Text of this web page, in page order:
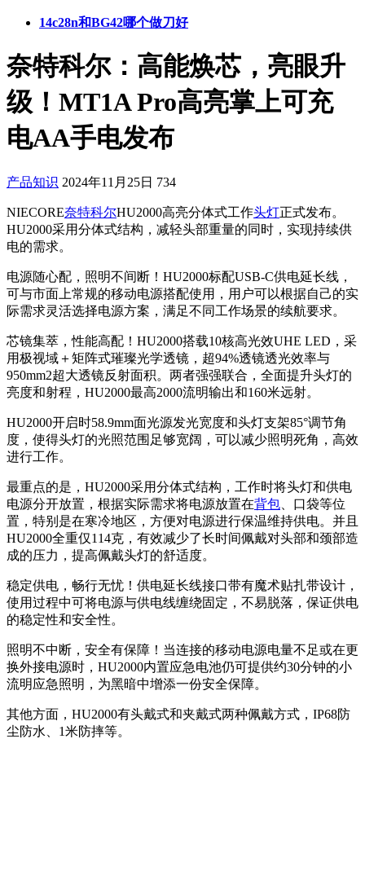
14c28n和BG42哪个做刀好
奈特科尔：高能焕芯，亮眼升
级！MT1A Pro高亮掌上可充
电AA手电发布
产品知识 2024年11月25日 734
NIECORE奈特科尔HU2000高亮分体式工作头灯正式发布。
HU2000采用分体式结构，减轻头部重量的同时，实现持续供
电的需求。
电源随心配，照明不间断！HU2000标配USB-C供电延长线，
可与市面上常规的移动电源搭配使用，用户可以根据自己的实
际需求灵活选择电源方案，满足不同工作场景的续航要求。
芯镜集萃，性能高配！HU2000搭载10核高光效UHE LED，采
用极视域＋矩阵式璀璨光学透镜，超94%透镜透光效率与
950mm2超大透镜反射面积。两者强强联合，全面提升头灯的
亮度和射程，HU2000最高2000流明输出和160米远射。
HU2000开启时58.9mm面光源发光宽度和头灯支架85°调节角
度，使得头灯的光照范围足够宽阔，可以减少照明死角，高效
进行工作。
最重点的是，HU2000采用分体式结构，工作时将头灯和供电
电源分开放置，根据实际需求将电源放置在背包 、口袋等位
置，特别是在寒冷地区，方便对电源进行保温维持供电。并且
HU2000全重仅114克，有效减少了长时间佩戴对头部和颈部造
成的压力，提高佩戴头灯的舒适度。
稳定供电，畅行无忧！供电延长线接口带有魔术贴扎带设计，
使用过程中可将电源与供电线缠绕固定，不易脱落，保证供电
的稳定性和安全性。
照明不中断，安全有保障！当连接的移动电源电量不足或在更
换外接电源时，HU2000内置应急电池仍可提供约30分钟的小
流明应急照明，为黑暗中增添一份安全保障。
其他方面，HU2000有头戴式和夹戴式两种佩戴方式，IP68防
尘防水、1米防摔等。